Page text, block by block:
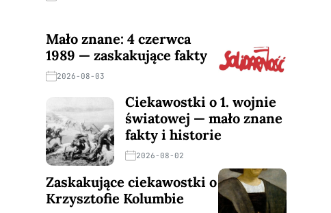
Mało znane: 4 czerwca
1989 — zaskakujące fakty
2026-08-03
Ciekawostki o 1. wojnie
światowej — mało znane
fakty i historie
2026-08-02
Zaskakujące ciekawostki o
Krzysztofie Kolumbie